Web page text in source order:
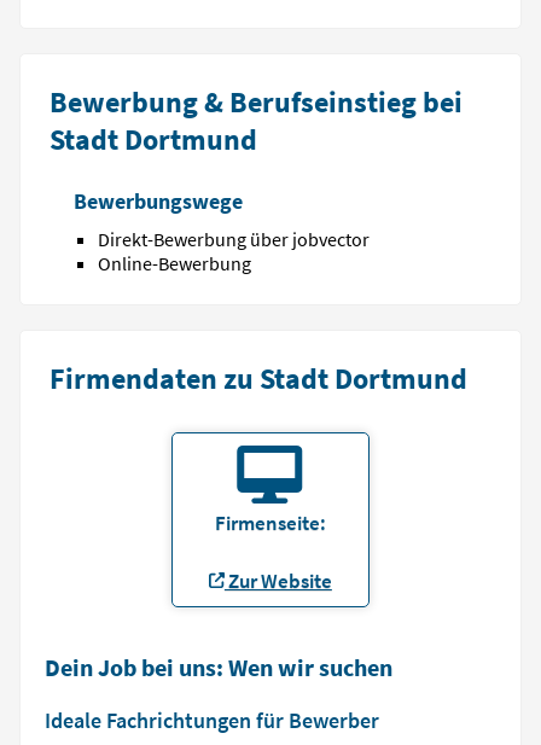
Bewerbung & Berufseinstieg bei
Stadt Dortmund
Bewerbungswege
Direkt-Bewerbung über jobvector
Online-Bewerbung
Firmendaten zu Stadt Dortmund
Firmenseite:
Zur Website
Dein Job bei uns: Wen wir suchen
Ideale Fachrichtungen für Bewerber